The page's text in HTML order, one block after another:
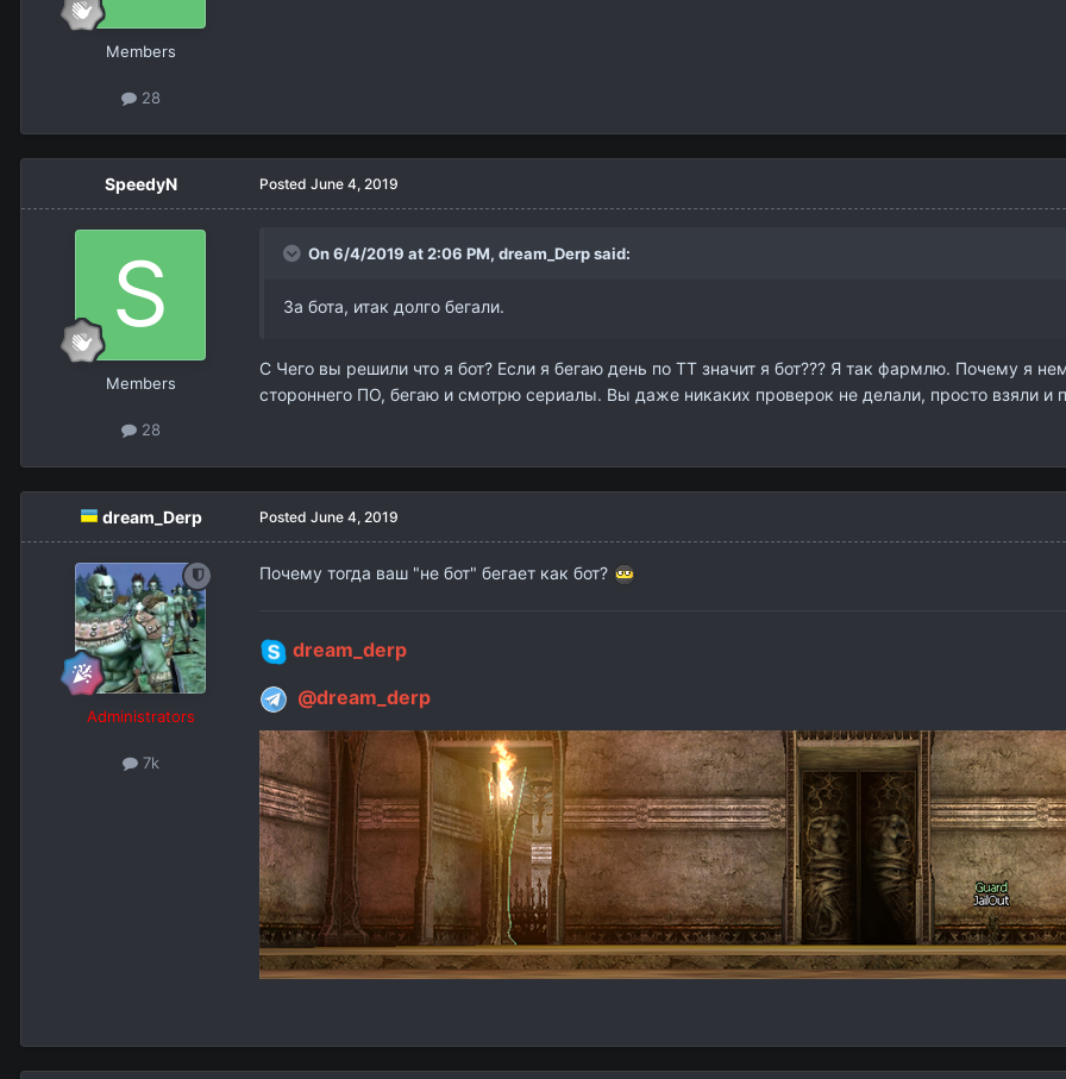
Members
28
SpeedyN
Members
28
Posted June 4, 2019
On 6/4/2019 at 2:06 PM, dream_Derpsaid:
За бота, итак долго бегали.
С Чего вы решили что я бот? Если я бегаю день по ТТ значит я бот??? Я так фармлю. Почему я
стороннего ПО, бегаю и смотрю сериалы. Вы даже никаких проверок не делали, просто взяли и
dream_Derp
Administrators
7k
Posted June 4, 2019
Почему тогда ваш "не бот" бегает как бот?
dream_derp
@dream_derp